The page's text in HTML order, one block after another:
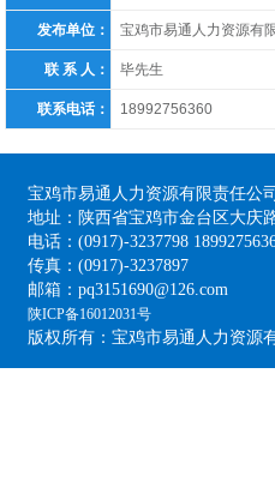
发布单位： 宝鸡市易通人力资源有
联 系 人： 毕先生
联系电话： 18992756360
宝鸡市易通人力资源有限责任公司
地址：陕西省宝鸡市金台区大庆
电话：(0917)-3237798
传真：(0917)-3237897
邮箱：pq3151690@126.com
陕ICP备16012031号
版权所有：宝鸡市易通人力资源